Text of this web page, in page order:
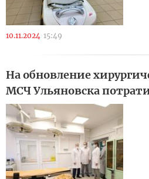
10.11.2024 15:49
На обновление
МСЧ Ульяновска